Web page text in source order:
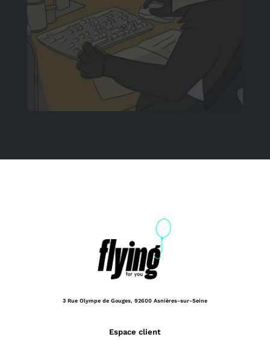
3 Rue Olympe de Gouges, 92600 Asnières-sur-Seine
Espace client